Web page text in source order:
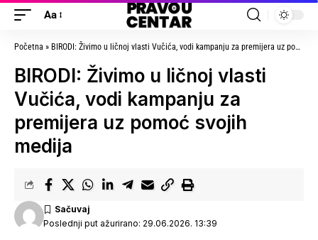
Aa
Početna » BIRODI: Živimo u ličnoj vlasti Vučića, vodi kampanju za premijera uz pomoć svojih medija
BIRODI: Živimo u ličnoj vlasti
Vučića, vodi kampanju za
premijera uz pomoć svojih
medija
Poslednji put ažurirano: 29.06.2026. 13:39